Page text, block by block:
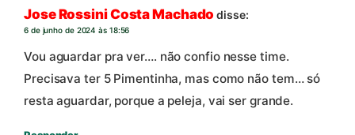
Jose Rossini Costa Machado disse:
6 de junho de 2024 às 18:56
Vou aguardar pra ver…. não confio nesse time.
Precisava ter 5 Pimentinha, mas como não tem… só
resta aguardar, porque a peleja, vai ser grande.